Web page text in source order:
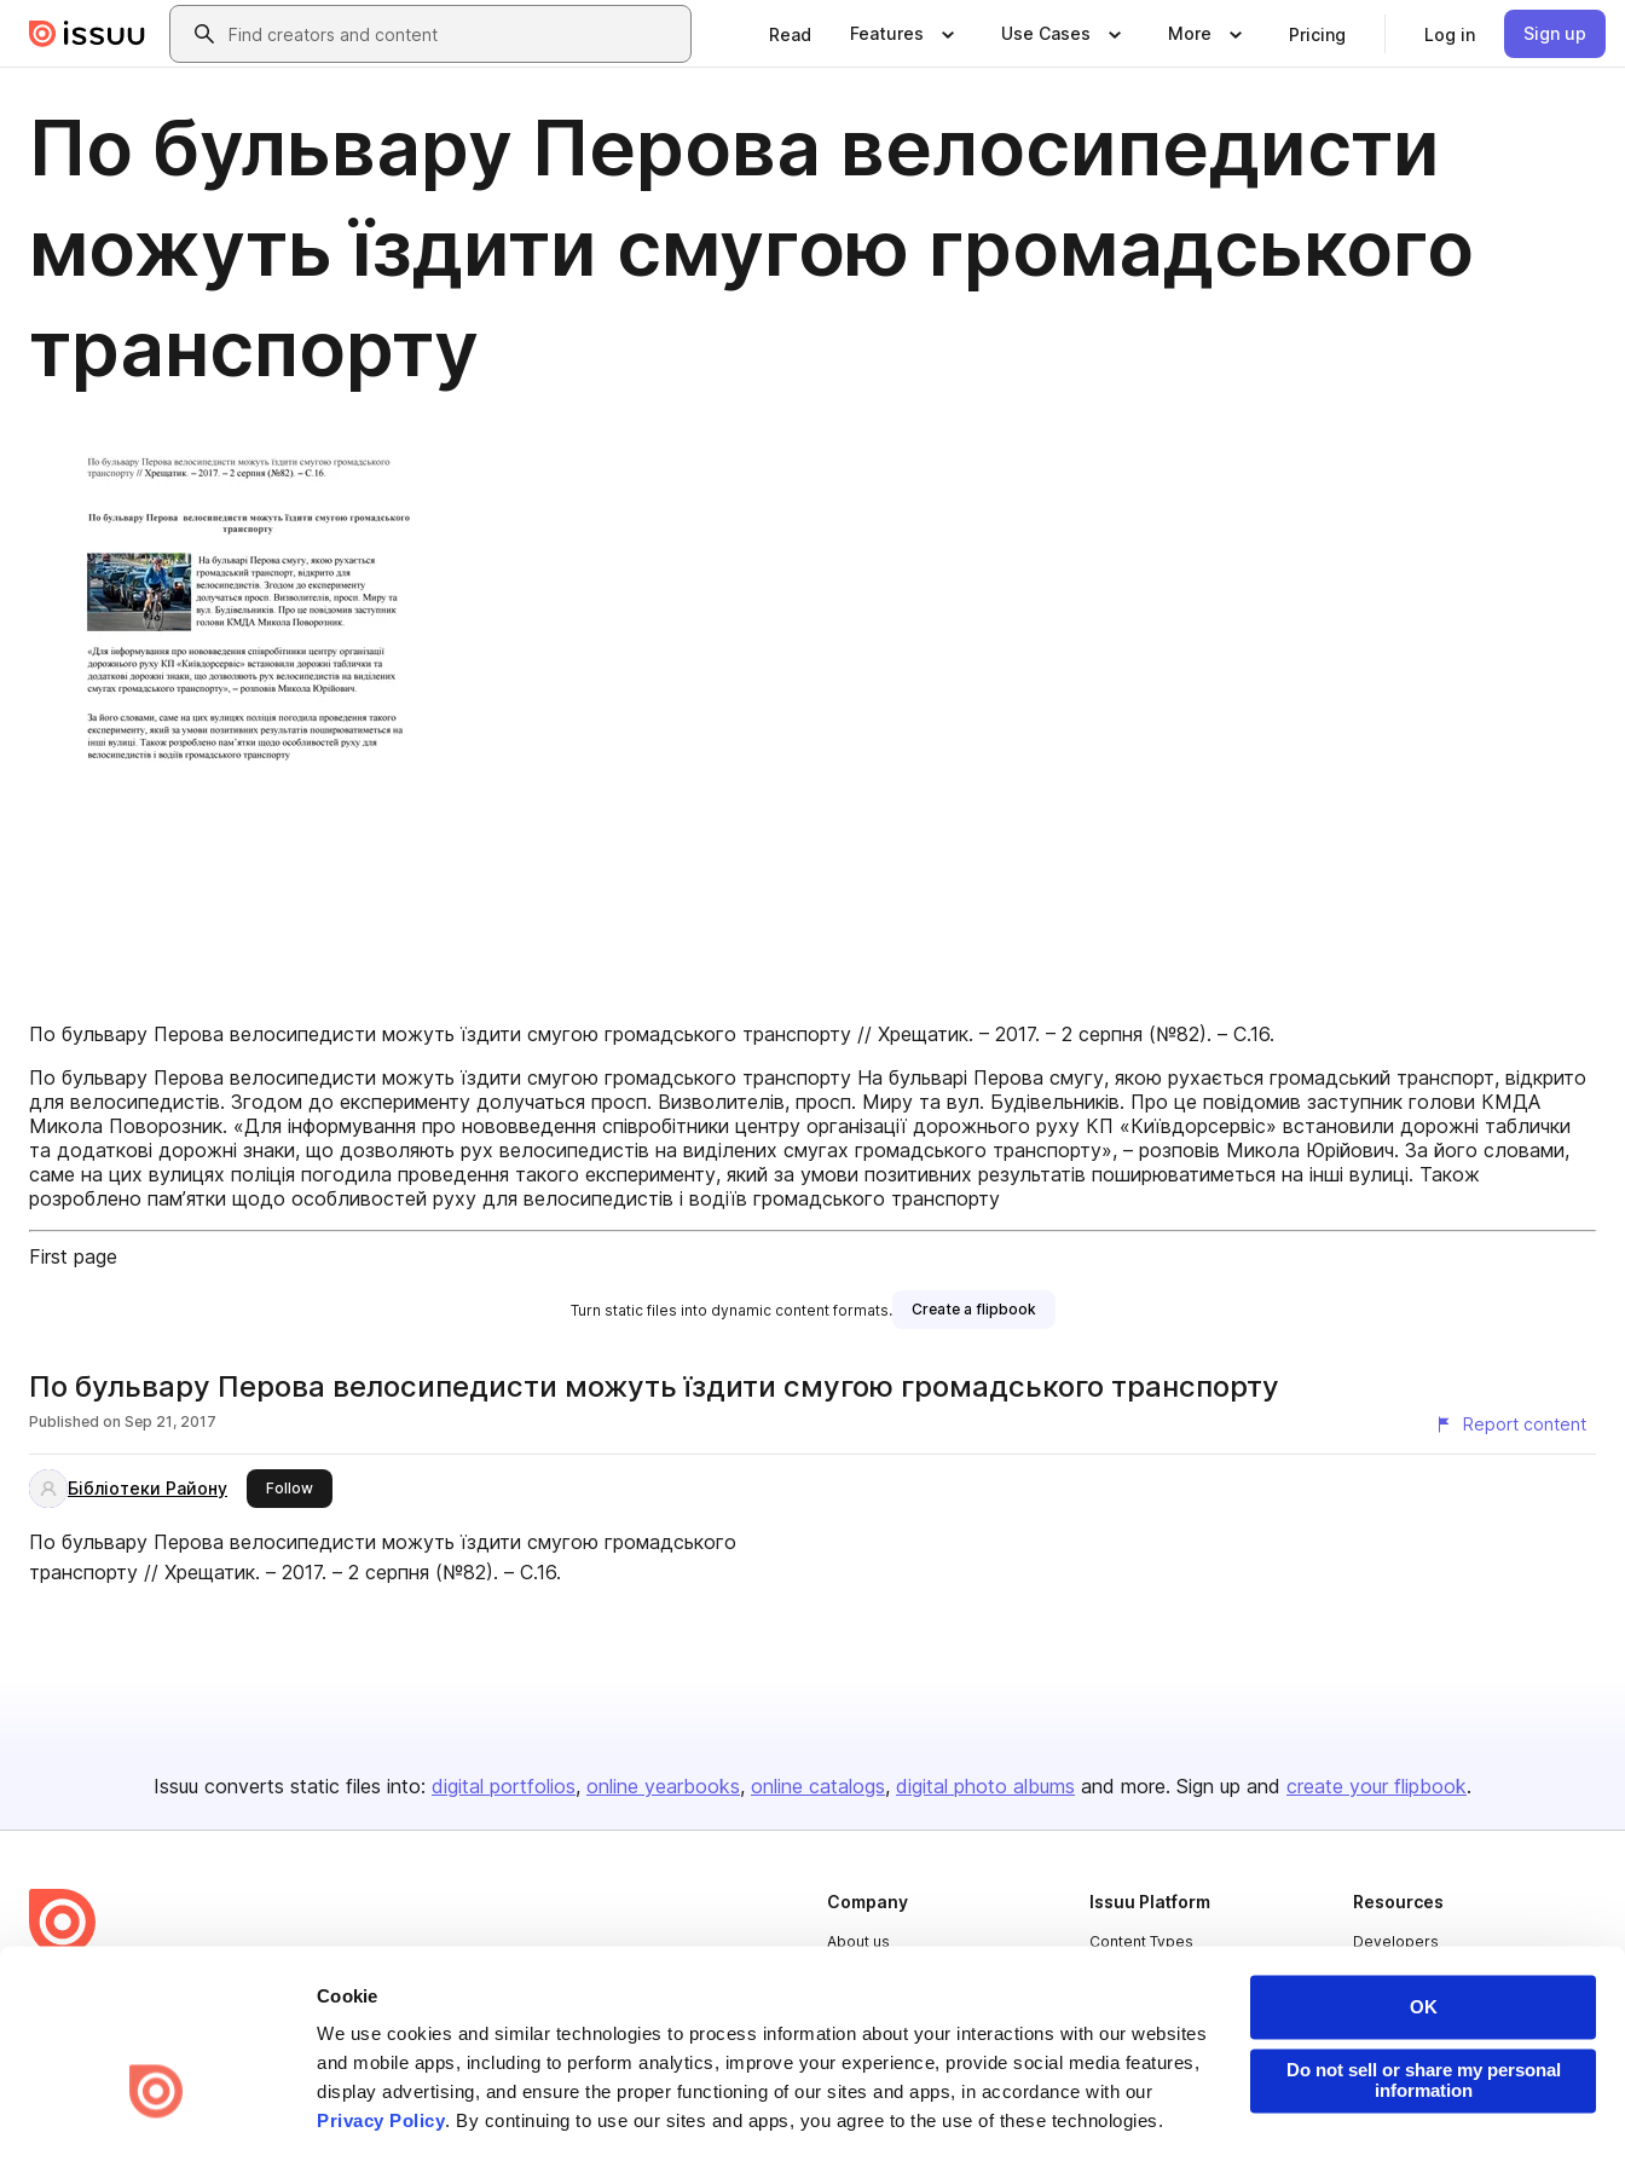
Cookie
We use cookies and similar technologies to process information about your interactions with our websites
and mobile apps, including to perform analytics, improve your experience, provide social media features,
display advertising, and ensure the proper functioning of our sites and apps, in accordance with our
Privacy Policy. By continuing to use our sites and apps, you agree to the use of these technologies.
OK
Do not sell or share my personal
information
Skip to main contentSearch
Read Features Use Cases More Pricing Log in Sign up
По бульвару Перова велосипедисти
можуть їздити смугою громадського
транспорту
По бульвару Перова велосипедисти можуть їздити смугою громадського транспорту // Хрещатик. – 2017. – 2 серпня (№82). – С.16.
По бульвару Перова велосипедисти можуть їздити смугою громадського транспорту На бульварі Перова смугу, якою рухається громадський транспорт, відкрито
для велосипедистів. Згодом до експерименту долучаться просп. Визволителів, просп. Миру та вул. Будівельників. Про це повідомив заступник голови КМДА
Микола Поворозник. «Для інформування про нововведення співробітники центру організації дорожнього руху КП «Київдорсервіс» встановили дорожні таблички
та додаткові дорожні знаки, що дозволяють рух велосипедистів на виділених смугах громадського транспорту», – розповів Микола Юрійович. За його словами,
саме на цих вулицях поліція погодила проведення такого експерименту, який за умови позитивних результатів поширюватиметься на інші вулиці. Також
розроблено пам’ятки щодо особливостей руху для велосипедистів і водіїв громадського транспорту
First page
Turn static files into dynamic content formats. Create a flipbook
По бульвару Перова велосипедисти можуть їздити смугою громадського транспорту
Published on Sep 21, 2017 Report content
Бібліотеки Району Followthis publisher
По бульвару Перова велосипедисти можуть їздити смугою громадського
транспорту // Хрещатик. – 2017. – 2 серпня (№82). – С.16.
Issuu converts static files into: digital portfolios online yearbooks online catalogs digital photo albums and more. Sign up and create your flipbook.
share everywhere.
Issuu turns PDFs and other files into interactive flipbooks and
engaging content for every channel.
Company
About us
Press
Contact
Issuu Platform
Content Types
Industries
Resources
Developers
Publisher Directory